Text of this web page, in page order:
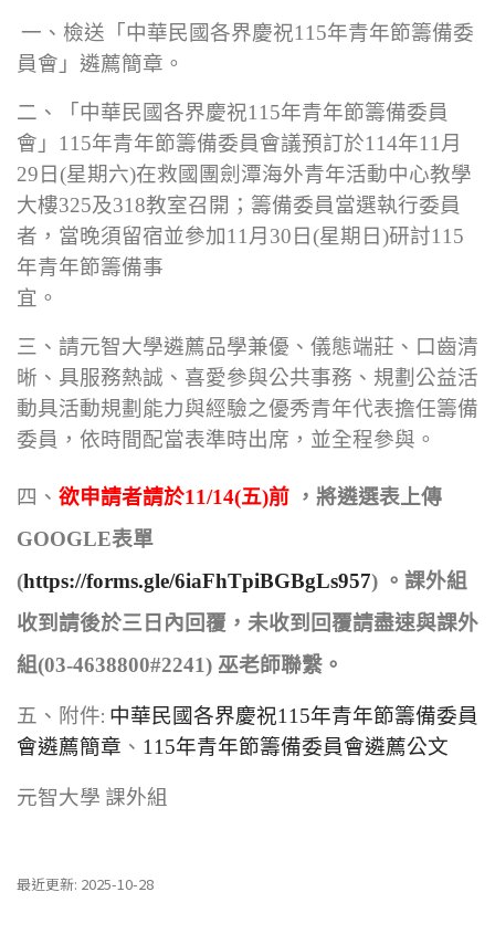
一、檢送「中華民國各界慶祝115年青年節籌備委
員會」遴薦簡章。
二、
「中華民國各界慶祝115年青年節籌備委員
會」115年青年節籌備委員會議預訂於114年11月
29日(星期六)在救國團劍潭海外青年活動中心教學
大樓325及318教室召開；籌備委員當選執行委員
者，當晚須留宿並參加11月30日(星期日)研討115
年青年節籌備事
宜。
三、請元智大學遴薦品學兼優、儀態端莊、口齒清
晰、具服務熱誠、喜愛參與公共事務、規劃公益活
動具活動規劃能力與經驗之優秀青年代表擔任籌備
委員，依時間配當表準時出席，並全程參與。
四、 欲申請者請於11/14(五)前 ，將遴選表上傳
GOOGLE表單
(https://forms.gle/6iaFhTpiBGBgLs957) 。 課外組
收到請後於三日內回覆，未收到回覆請盡速與課外
組(03-4638800#2241) 巫老師聯繫。
五、附件: 中華民國各界慶祝115年青年節籌備委員
會遴薦簡章 、 115年青年節籌備委員會遴薦公文
元智大學 課外組
最近更新: 2025-10-28